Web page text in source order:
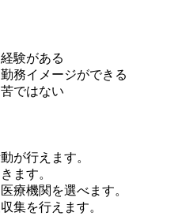
験がある
務イメージができる
ではない
が行えます。
ます。
療機関を選べます。
集を行えます。